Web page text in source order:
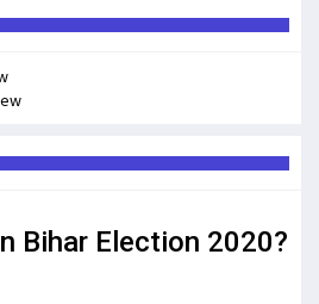
Bihar Election 2020?